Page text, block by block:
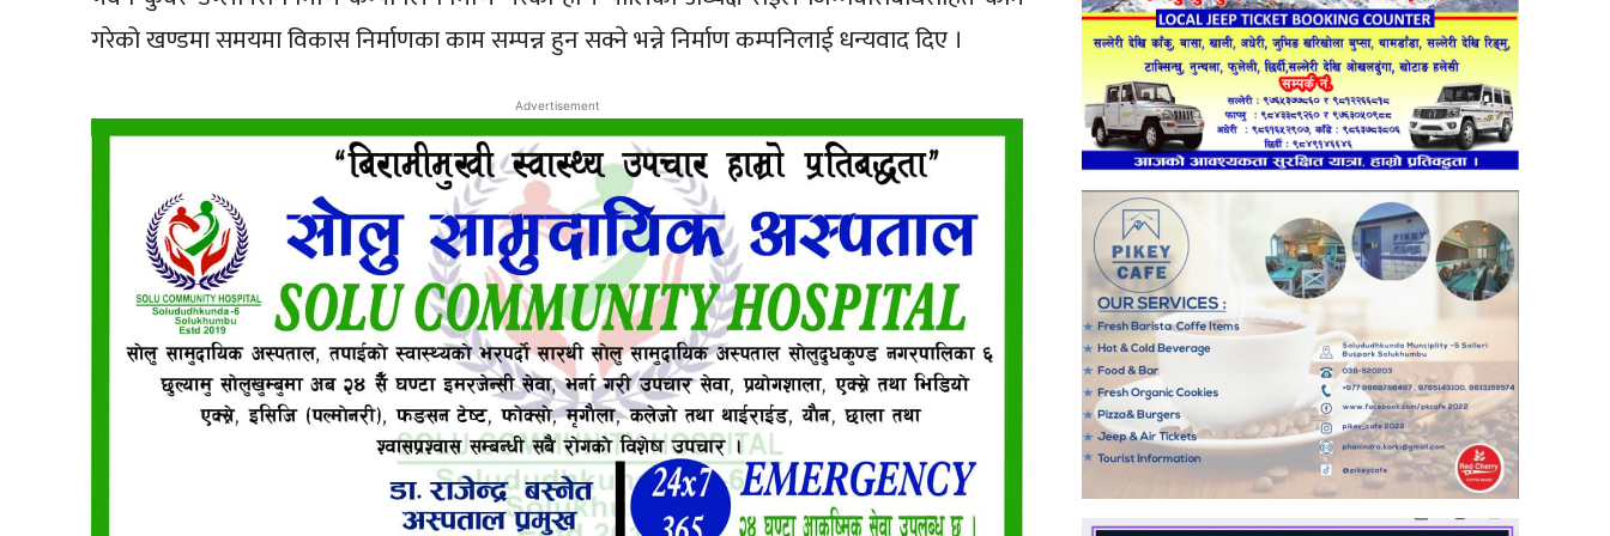
गरेको खण्डमा समयमा विकास निर्माणका काम सम्पन्न हुन सक्ने भन्ने निर्माण कम्पनिलाई धन्यवाद दिए ।
Advertisement